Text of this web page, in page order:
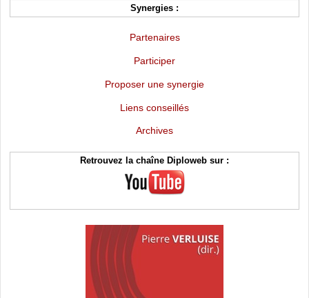
Synergies :
Partenaires
Participer
Proposer une synergie
Liens conseillés
Archives
Retrouvez la chaîne Diploweb sur :